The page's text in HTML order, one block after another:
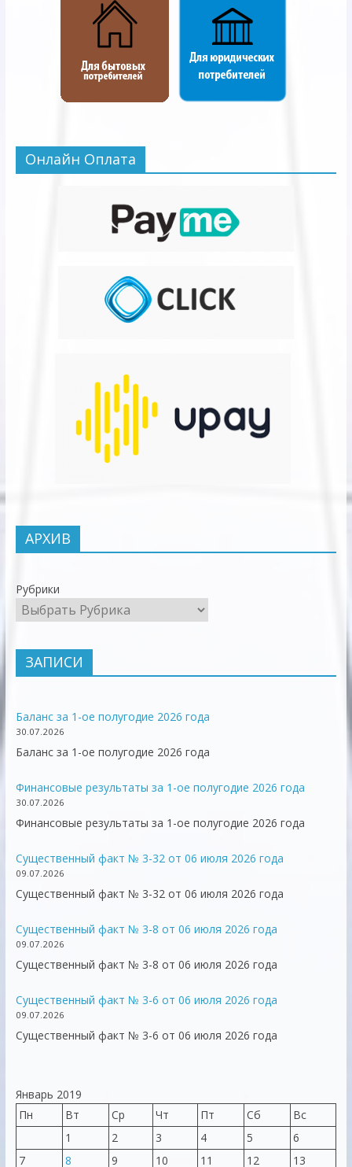
Онлайн Оплата
АРХИВ
Рубрики
ЗАПИСИ
Баланс за 1-ое полугодие 2026 года
30.07.2026
Баланс за 1-ое полугодие 2026 года
Финансовые результаты за 1-ое полугодие 2026 года
30.07.2026
Финансовые результаты за 1-ое полугодие 2026 года
Существенный факт № 3-32 от 06 июля 2026 года
09.07.2026
Существенный факт № 3-32 от 06 июля 2026 года
Существенный факт № 3-8 от 06 июля 2026 года
09.07.2026
Существенный факт № 3-8 от 06 июля 2026 года
Существенный факт № 3-6 от 06 июля 2026 года
09.07.2026
Существенный факт № 3-6 от 06 июля 2026 года
Январь 2019
Пн
Вт Ср Чт Пт Сб
Вс
1
2 3 4 5
6
7
8 9 10 11 12 13